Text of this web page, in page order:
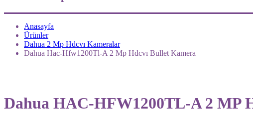
Anasayfa
Ürünler
Dahua 2 Mp Hdcvı Kameralar
Dahua Hac-Hfw1200Tl-A 2 Mp Hdcvı Bullet Kamera
Dahua HAC-HFW1200TL-A 2 MP